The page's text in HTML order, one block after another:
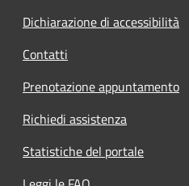
Dichiarazione di accessibilità
Contatti
Prenotazione appuntamento
Richiedi assistenza
Statistiche del portale